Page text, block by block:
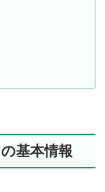
基本情報